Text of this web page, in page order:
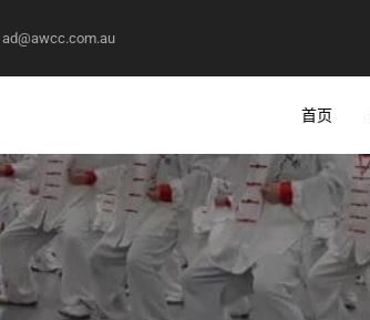
ad@awcc.com.au
首页